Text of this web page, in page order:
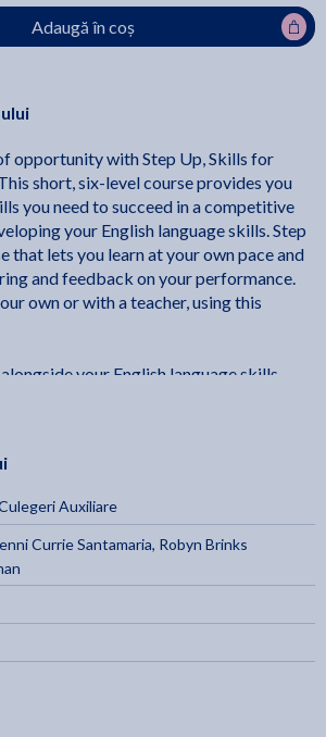
Adaugă în coș
opportunity with Step Up, Skills for
short, six-level course provides you
you need to succeed in a competitive
your English language skills. Step
that lets you learn at your own pace and
and feedback on your performance.
own or with a teacher, using this
your English language skills,
pronunciation, discussion
Auxiliare
Currie Santamaria, Robyn Brinks